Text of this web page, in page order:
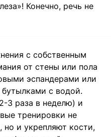
Конечно, речь не
с собственным
от стены или пола
эспандерами или
бутылками с водой.
3 раза в неделю) и
тренировки не
и укрепляют кости,